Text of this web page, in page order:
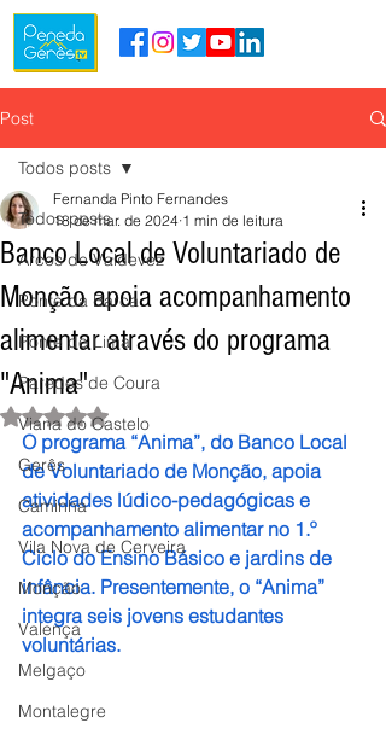
Post
Todos posts
Arcos de Valdevez
Ponte da Barca
Ponte de Lima
Paredes de Coura
Viana do Castelo
Gerês
Caminha
Vila Nova de Cerveira
Monção
Valença
Melgaço
Montalegre
Todos posts
Banco Local de Voluntariado de
Monção apoia acompanhamento
alimentar através do programa
"Anima"
Fernanda Pinto Fernandes
18 de mar. de 2024 1 min de leitura
Avaliado com NaN de 5 estrelas.
O programa “Anima”, do Banco Local
de Voluntariado de Monção, apoia
atividades lúdico-pedagógicas e
acompanhamento alimentar no 1.º
Ciclo do Ensino Básico e jardins de
infância. Presentemente, o “Anima”
integra seis jovens estudantes
voluntárias.